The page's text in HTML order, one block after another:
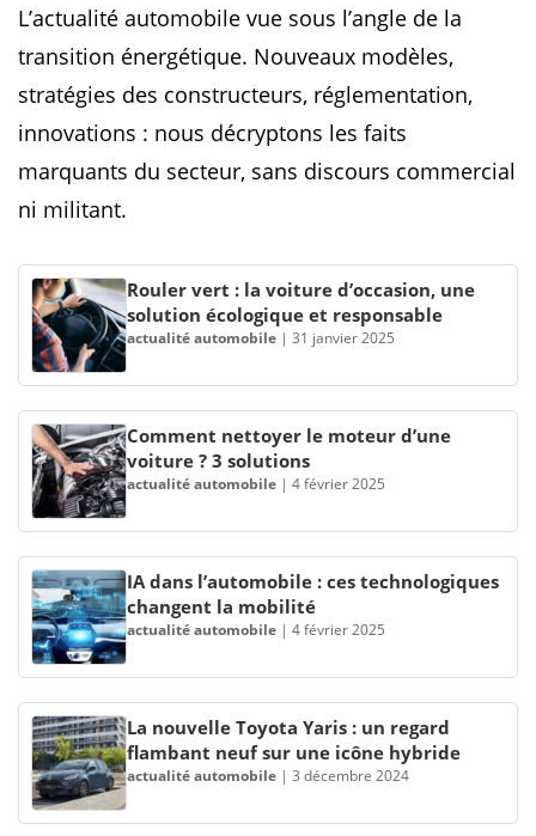
L’actualité automobile vue sous l’angle de la
transition énergétique. Nouveaux modèles,
stratégies des constructeurs, réglementation,
innovations : nous décryptons les faits
marquants du secteur, sans discours commercial
ni militant.
Rouler vert : la voiture d’occasion, une
solution écologique et responsable
actualité automobile | 31 janvier 2025
Comment nettoyer le moteur d’une
voiture ? 3 solutions
actualité automobile | 4 février 2025
IA dans l’automobile : ces technologiques
changent la mobilité
actualité automobile | 4 février 2025
La nouvelle Toyota Yaris : un regard
flambant neuf sur une icône hybride
actualité automobile | 3 décembre 2024